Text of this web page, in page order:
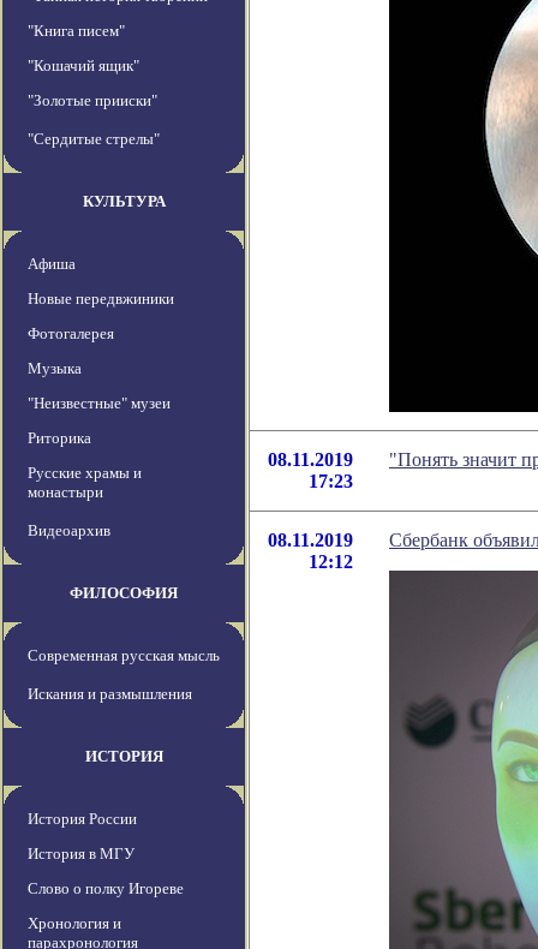
"Книга писем"
"Кошачий ящик"
"Золотые прииски"
"Сердитые стрелы"
КУЛЬТУРА
Афиша
Новые передвжиники
Фотогалерея
Музыка
"Неизвестные" музеи
Риторика
Русские храмы и
монастыри
Видеоархив
ФИЛОСОФИЯ
Современная русская мысль
Искания и размышления
ИСТОРИЯ
История России
История в МГУ
Слово о полку Игореве
Хронология и
парахронология
08.11.2019
17:23
"Понять значит
08.11.2019
12:12
Сбербанк